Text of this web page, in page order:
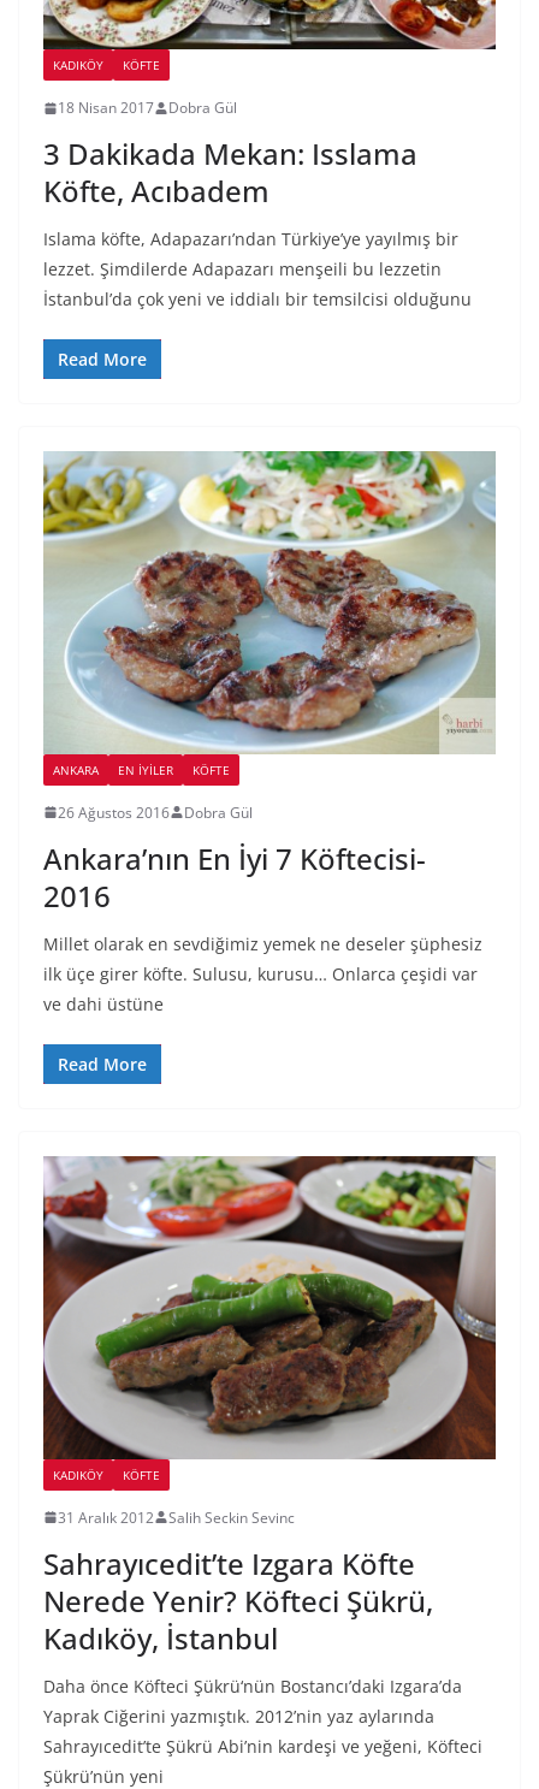
KADIKÖY KÖFTE
18 Nisan 2017 Dobra Gül
3 Dakikada Mekan: Isslama
Köfte, Acıbadem
Islama köfte, Adapazarı’ndan Türkiye’ye yayılmış bir
lezzet. Şimdilerde Adapazarı menşeili bu lezzetin
İstanbul’da çok yeni ve iddialı bir temsilcisi olduğunu
Read More
ANKARA EN İYILER KÖFTE
26 Ağustos 2016 Dobra Gül
Ankara’nın En İyi 7 Köftecisi-
2016
Millet olarak en sevdiğimiz yemek ne deseler şüphesiz
ilk üçe girer köfte. Sulusu, kurusu… Onlarca çeşidi var
ve dahi üstüne
Read More
KADIKÖY KÖFTE
31 Aralık 2012 Salih Seckin Sevinc
Sahrayıcedit’te Izgara Köfte
Nerede Yenir? Köfteci Şükrü,
Kadıköy, İstanbul
Daha önce Köfteci Şükrü‘nün Bostancı’daki Izgara’da
Yaprak Ciğerini yazmıştık. 2012’nin yaz aylarında
Sahrayıcedit’te Şükrü Abi’nin kardeşi ve yeğeni, Köfteci
Şükrü’nün yeni